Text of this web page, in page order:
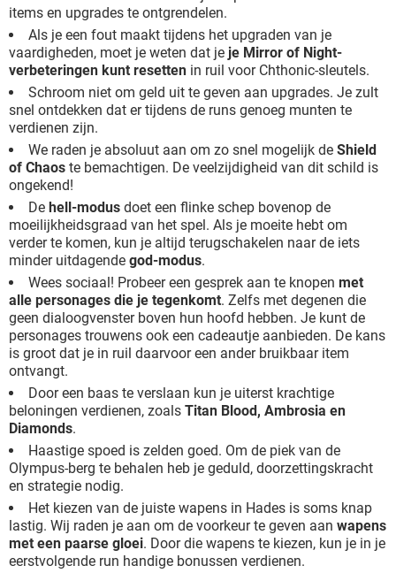
items en upgrades te ontgrendelen.
Als je een fout maakt tijdens het upgraden van je
vaardigheden, moet je weten dat je je Mirror of Night-
verbeteringen kunt resetten in ruil voor Chthonic-sleutels.
Schroom niet om geld uit te geven aan upgrades. Je zult
snel ontdekken dat er tijdens de runs genoeg munten te
verdienen zijn.
We raden je absoluut aan om zo snel mogelijk de Shield
of Chaos te bemachtigen. De veelzijdigheid van dit schild is
ongekend!
De hell-modus doet een flinke schep bovenop de
moeilijkheidsgraad van het spel. Als je moeite hebt om
verder te komen, kun je altijd terugschakelen naar de iets
minder uitdagende god-modus.
Wees sociaal! Probeer een gesprek aan te knopen met
alle personages die je tegenkomt. Zelfs met degenen die
geen dialoogvenster boven hun hoofd hebben. Je kunt de
personages trouwens ook een cadeautje aanbieden. De kans
is groot dat je in ruil daarvoor een ander bruikbaar item
ontvangt.
Door een baas te verslaan kun je uiterst krachtige
beloningen verdienen, zoals Titan Blood, Ambrosia en
Diamonds.
Haastige spoed is zelden goed. Om de piek van de
Olympus-berg te behalen heb je geduld, doorzettingskracht
en strategie nodig.
Het kiezen van de juiste wapens in Hades is soms knap
lastig. Wij raden je aan om de voorkeur te geven aan wapens
met een paarse gloei. Door die wapens te kiezen, kun je in je
eerstvolgende run handige bonussen verdienen.